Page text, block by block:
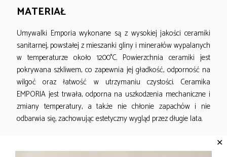
MATERIAŁ
Umywalki Emporia wykonane są z wysokiej jakości ceramiki
sanitarnej, powstałej z mieszanki gliny i minerałów wypalanych
w temperaturze około 1200°C. Powierzchnia ceramiki jest
pokrywana szkliwem, co zapewnia jej gładkość, odporność na
wilgoć oraz łatwość w utrzymaniu czystości. Ceramika
EMPORIA jest trwała, odporna na uszkodzenia mechaniczne i
zmiany temperatury, a także nie chłonie zapachów i nie
odbarwia się, zachowując estetyczny wygląd przez długie lata.
✕